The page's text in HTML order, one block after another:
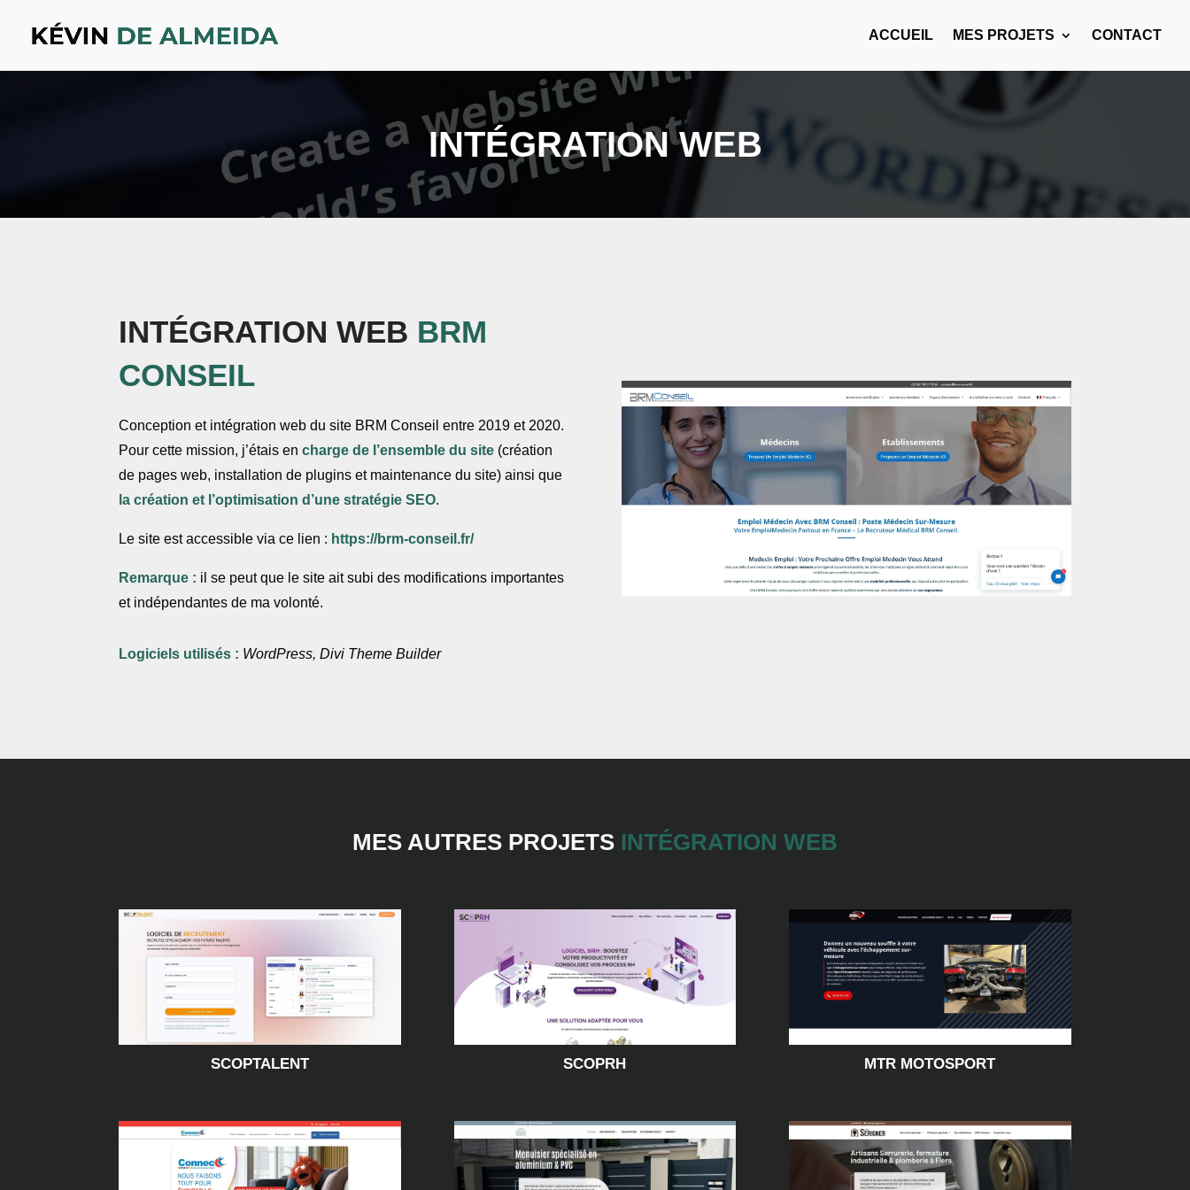
ACCUEIL MES PROJETS CONTACT
INTÉGRATION WEB
INTÉGRATION WEB BRM
CONSEIL
Conception et intégration web du site BRM Conseil entre 2019 et 2020.
Pour cette mission, j’étais encharge de l’ensemble du site (création
de pages web, installation de plugins et maintenance du site) ainsi que
la création et l’optimisation d’une stratégie SEO.
Le site est accessible via ce lien : https://brm-conseil.fr/
Remarque : il se peut que le site ait subi des modifications importantes
et indépendantes de ma volonté.
Logiciels utilisés : WordPress, Divi Theme Builder
MES AUTRES PROJETS INTÉGRATION WEB
SCOPTALENT SCOPRH MTR MOTOSPORT